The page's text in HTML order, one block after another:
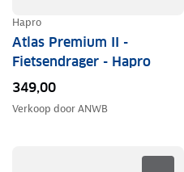
Hapro
Atlas Premium II -
Fietsendrager - Hapro
349,00
Verkoop doorANWB